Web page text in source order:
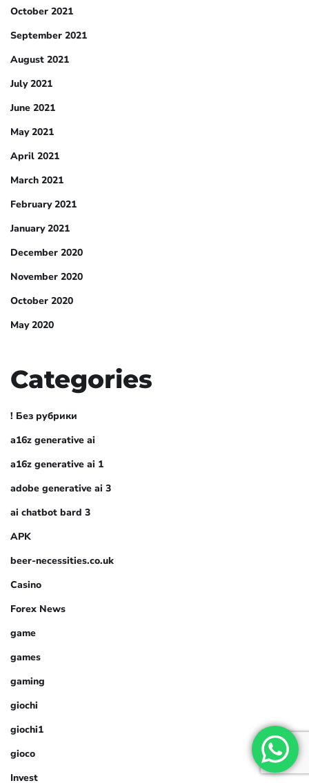
October 2021
September 2021
August 2021
July 2021
June 2021
May 2021
April 2021
March 2021
February 2021
January 2021
December 2020
November 2020
October 2020
May 2020
Categories
! Без рубрики
a16z generative ai
a16z generative ai 1
adobe generative ai 3
ai chatbot bard 3
APK
beer-necessities.co.uk
Casino
Forex News
game
games
gaming
giochi
giochi1
gioco
Invest